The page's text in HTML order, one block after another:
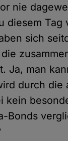
nie
diesem
sich
Ja, man
durch
kein
Bonds